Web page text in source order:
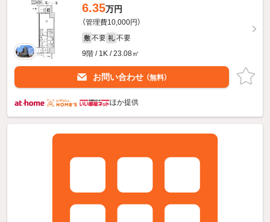
6.35万円
（管理費10,000円）
敷 不要 礼 不要
9階 / 1K / 23.08㎡
お問い合わせ （無料）
ほか提供